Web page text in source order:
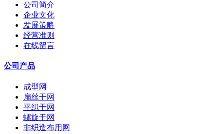
公司简介
企业文化
发展策略
经营准则
在线留言
公司产品
成型网
扁丝干网
平织干网
螺旋干网
非织造布用网